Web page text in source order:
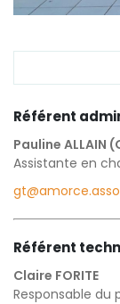
Référent
Pauline
Assistante en
Référent
Claire FORITE
Responsable du